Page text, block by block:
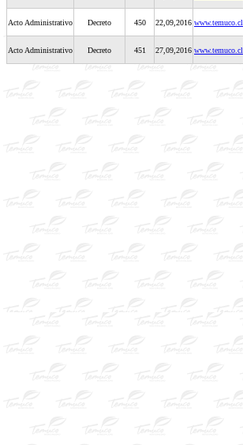
Acto Administrativo Decreto 450 22,09,2016 www.temuco.cl
Acto Administrativo Decreto 451 27,09,2016 www.temuco.cl